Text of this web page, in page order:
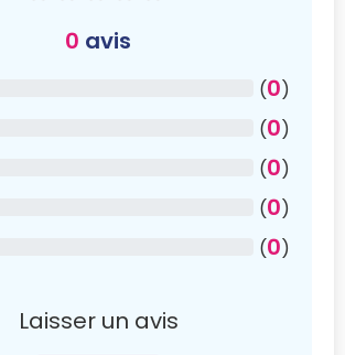
0 avis
(0)
(0)
(0)
(0)
(0)
Laisser un avis